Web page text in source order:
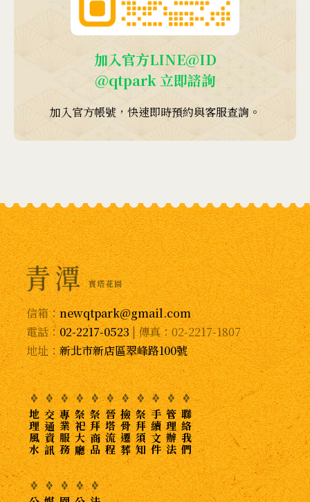
加入官方LINE@ID
@qtpark 立即諮詢
加入官方帳號，快速即時預約與客服查詢。
信箱：newqtpark@gmail.com
電話：02-2217-0523| 傳真：02-2217-1807
地址：新北市新店區翠峰路100號
地理風水交通資訊專業服務祭祀大廳祭拜商品晉塔流程撿骨遷葬祭拜須知手續文件管理辦法聯絡我們